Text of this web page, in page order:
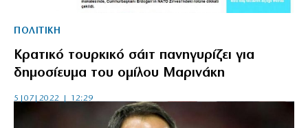
ΠΟΛΙΤΙΚΗ
Κρατικό τουρκικό σάιτ πανηγυρίζει για
δημοσίευμα του ομίλου Μαρινάκη
5|07|2022 | 12:29